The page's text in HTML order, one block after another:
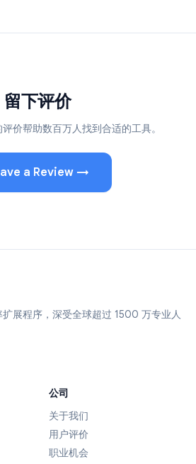
Review
时的插件了！
Review
了；最让我满意的是它的流畅度和
！作为一个使用老旧电脑的
了游戏规则，帮助我跟上了技术潮
的很喜欢用它。
留下评价
价帮助数百万人找到合适的工具。
a Review →
展程序，深受全球超过 1500 万专业人
公司
关于我们
用户评价
职业机会